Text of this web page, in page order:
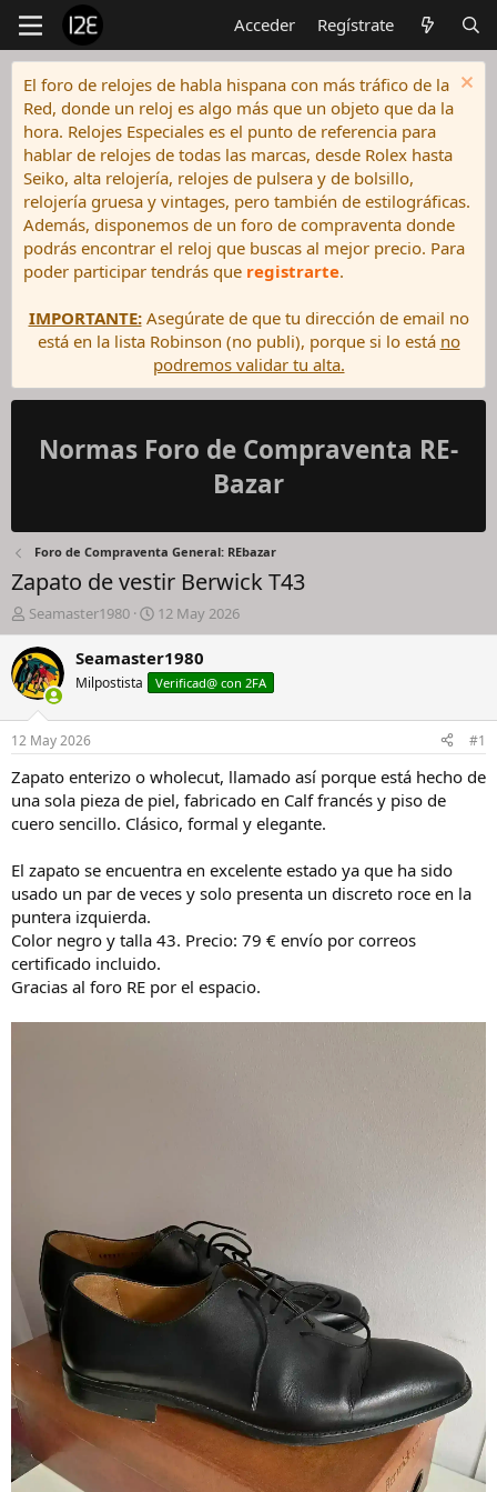
Acceder Regístrate
El foro de relojes de habla hispana con más tráfico de la
Red, donde un reloj es algo más que un objeto que da la
hora. Relojes Especiales es el punto de referencia para
hablar de relojes de todas las marcas, desde Rolex hasta
Seiko, alta relojería, relojes de pulsera y de bolsillo,
relojería gruesa y vintages, pero también de estilográficas.
Además, disponemos de un foro de compraventa donde
podrás encontrar el reloj que buscas al mejor precio. Para
poder participar tendrás que registrarte.
IMPORTANTE:Asegúrate de que tu dirección de email no
está en la lista Robinson (no publi), porque si lo está no
podremos validar tu alta.
Normas Foro de Compraventa RE-
Bazar
Foro de Compraventa General: REbazar
Zapato de vestir Berwick T43
I
n
i
c
i
a
d
o
r
d
e
l
i
l
o
Seamaster1980
F
e
c
h
a
i
n
i
c
i
12 May 2026
Seamaster1980
Milpostista Verificad@ con 2FA
12 May 2026 #1
Zapato enterizo o wholecut, llamado así porque está hecho de
una sola pieza de piel, fabricado en Calf francés y piso de
cuero sencillo. Clásico, formal y elegante.
El zapato se encuentra en excelente estado ya que ha sido
usado un par de veces y solo presenta un discreto roce en la
puntera izquierda.
Color negro y talla 43. Precio: 79 € envío por correos
certificado incluido.
Gracias al foro RE por el espacio.